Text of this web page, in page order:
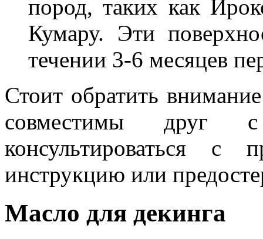
пород, таких как
Кумару. Эти
течении 3-6 месяцев
Стоит обратить
совместимы друг
консультироваться
инструкцию или
Масло для декинга